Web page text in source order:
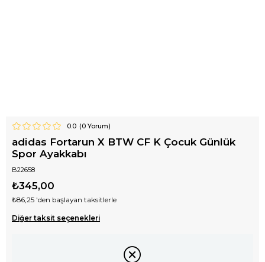
0.0 (0Yorum)
adidas Fortarun X BTW CF K Çocuk Günlük
Spor Ayakkabı
B22658
₺345,00
₺86,25 'den başlayan taksitlerle
Diğer taksit seçenekleri